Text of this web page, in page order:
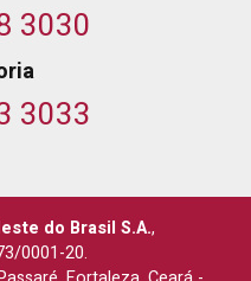
3030
3033
do Brasil S.A.,
0001-20.